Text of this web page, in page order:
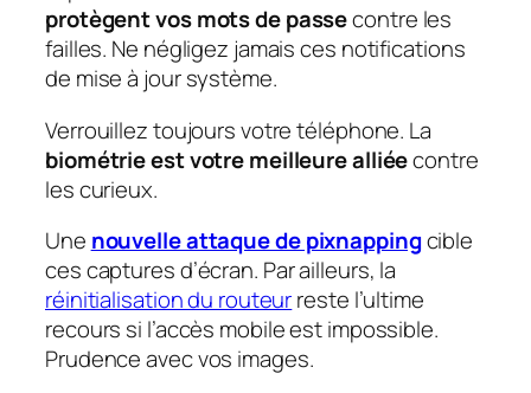
protègent vos mots de passecontre les
failles. Ne négligez jamais ces notifications
de mise à jour système.
Verrouillez toujours votre téléphone. La
biométrie est votre meilleure alliéecontre
les curieux.
Une nouvelle attaque de pixnappingcible
ces captures d’écran. Par ailleurs, la
réinitialisation du routeurreste l’ultime
recours si l’accès mobile est impossible.
Prudence avec vos images.